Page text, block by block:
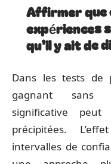
Affirmer que
expériences
qu’il y ait de
Dans les tests de
gagnant sans
significative
précipitées.
intervalles de